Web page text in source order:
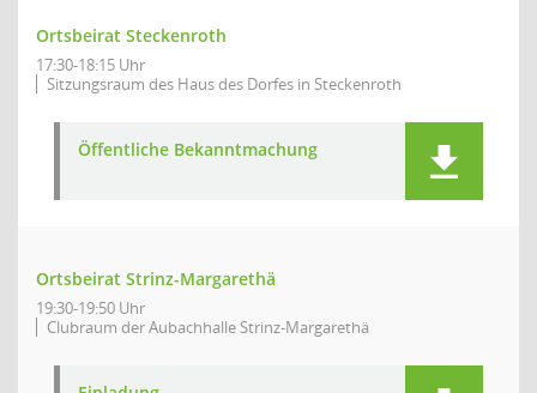
Ortsbeirat Steckenroth
17:30-18:15 Uhr
Sitzungsraum des Haus des Dorfes in Steckenroth
Öffentliche Bekanntmachung
Ortsbeirat Strinz-Margarethä
19:30-19:50 Uhr
Clubraum der Aubachhalle Strinz-Margarethä